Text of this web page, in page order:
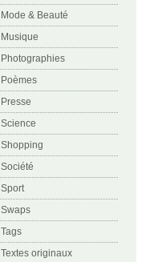
Mode & Beauté
Musique
Photographies
Poèmes
Presse
Science
Shopping
Société
Sport
Swaps
Tags
Textes originaux